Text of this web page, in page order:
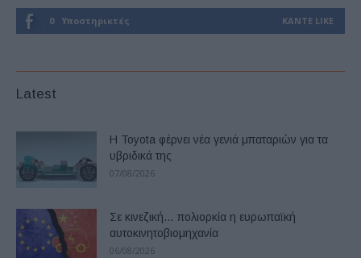
0 Υποστηρικτές ΚΆΝΤΕ LIKE
Latest
Η Toyota φέρνει νέα γενιά μπαταριών για τα
υβριδικά της
07/08/2026
Σε κινεζική… πολιορκία η ευρωπαϊκή
αυτοκινητοβιομηχανία
06/08/2026